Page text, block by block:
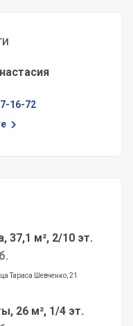
16-72
37,1 м², 2/10 эт.
Тараса Шевченко, 21
26 м², 1/4 эт.